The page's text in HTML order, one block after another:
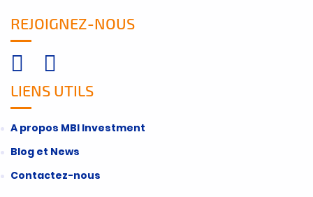
REJOIGNEZ-NOUS
LIENS UTILS
A propos MBI Investment
Blog et News
Contactez-nous